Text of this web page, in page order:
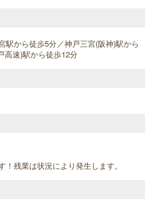
駅から徒歩5分／神戸三宮(阪神)駅から
高速)駅から徒歩12分
！残業は状況により発生します。